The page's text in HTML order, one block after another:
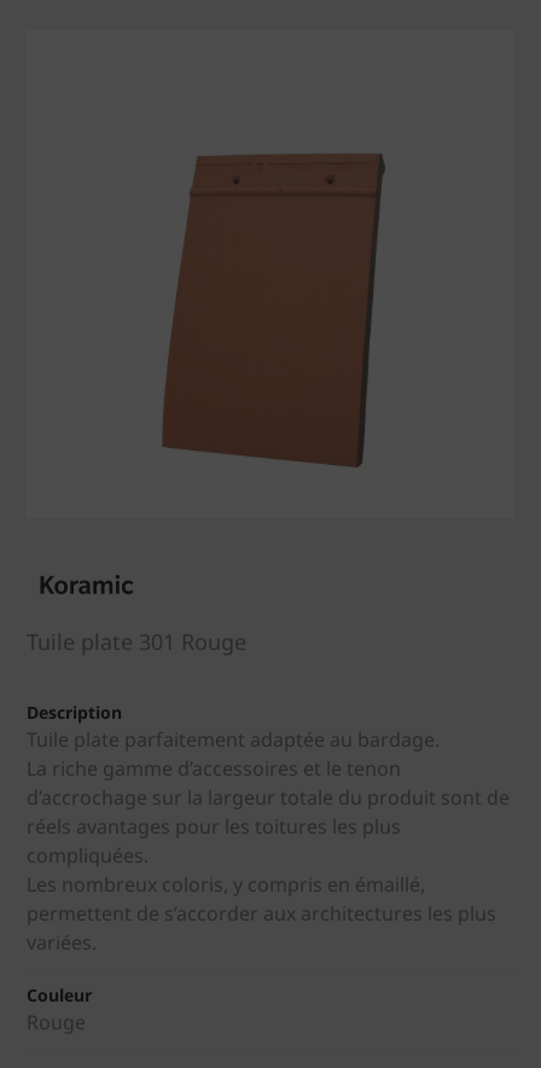
Tuile plate 301 Rouge
Description
Tuile plate parfaitement adaptée au bardage.
La riche gamme d’accessoires et le tenon
d’accrochage sur la largeur totale du produit sont de
réels avantages pour les toitures les plus
compliquées.
Les nombreux coloris, y compris en émaillé,
permettent de s’accorder aux architectures les plus
variées.
Couleur
Rouge